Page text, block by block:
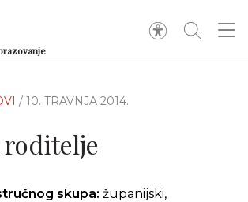
/ 10. TRAVNJA 2014.
roditelje
skupa: županijski,